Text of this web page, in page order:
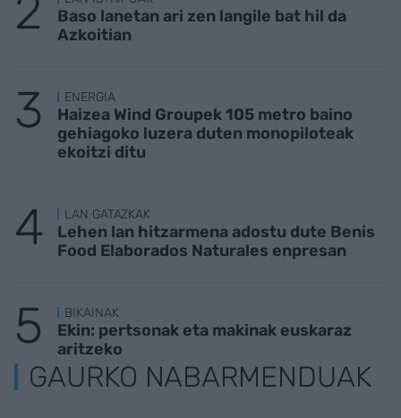
Baso lanetan ari zen langile bat hil da
Azkoitian
ENERGIA
Haizea Wind Groupek 105 metro baino
gehiagoko luzera duten monopiloteak
ekoitzi ditu
LAN GATAZKAK
Lehen lan hitzarmena adostu dute Benis
Food Elaborados Naturales enpresan
BIKAINAK
Ekin: pertsonak eta makinak euskaraz
aritzeko
GAURKO NABARMENDUAK